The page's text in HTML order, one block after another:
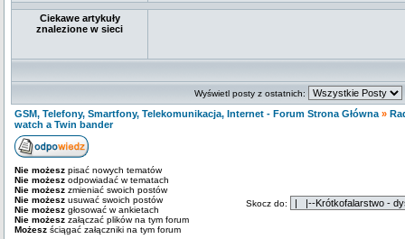
Ciekawe artykuły
znalezione w sieci
Wyświetl posty z ostatnich:
GSM, Telefony, Smartfony, Telekomunikacja, Internet - Forum Strona Główna »
watch a Twin bander
Nie możesz pisać nowych tematów
Nie możesz odpowiadać w tematach
Nie możesz zmieniać swoich postów
Nie możesz usuwać swoich postów
Nie możesz głosować w ankietach
Nie możesz załączać plików na tym forum
Możesz ściągać załączniki na tym forum
Skocz do: